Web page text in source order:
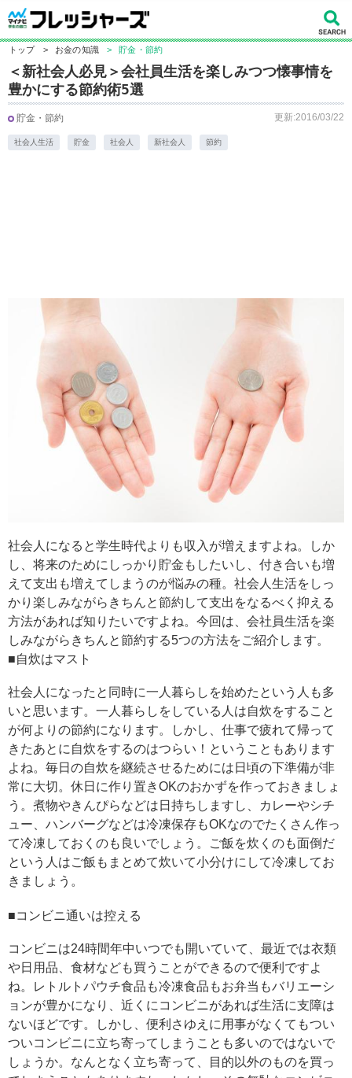
トップ > お金の知識 > 貯金・節約
＜新社会人必見＞会社員生活を楽しみつつ懐事情を
豊かにする節約術5選
貯金・節約 更新:2016/03/22
社会人生活 貯金 社会人 新社会人 節約
社会人になると学生時代よりも収入が増えますよね。しか
し、将来のためにしっかり貯金もしたいし、付き合いも増
えて支出も増えてしまうのが悩みの種。社会人生活をしっ
かり楽しみながらきちんと節約して支出をなるべく抑える
方法があれば知りたいですよね。今回は、会社員生活を楽
しみながらきちんと節約する5つの方法をご紹介します。
■自炊はマスト
社会人になったと同時に一人暮らしを始めたという人も多
いと思います。一人暮らしをしている人は自炊をすること
が何よりの節約になります。しかし、仕事で疲れて帰って
きたあとに自炊をするのはつらい！ということもあります
よね。毎日の自炊を継続させるためには日頃の下準備が非
常に大切。休日に作り置きOKのおかずを作っておきましょ
う。煮物やきんぴらなどは日持ちしますし、カレーやシチ
ュー、ハンバーグなどは冷凍保存もOKなのでたくさん作っ
て冷凍しておくのも良いでしょう。ご飯を炊くのも面倒だ
という人はご飯もまとめて炊いて小分けにして冷凍してお
きましょう。
■コンビニ通いは控える
コンビニは24時間年中いつでも開いていて、最近では衣類
や日用品、食材なども買うことができるので便利ですよ
ね。レトルトパウチ食品も冷凍食品もお弁当もバリエーシ
ョンが豊かになり、近くにコンビニがあれば生活に支障は
ないほどです。しかし、便利さゆえに用事がなくてもつい
ついコンビニに立ち寄ってしまうことも多いのではないで
しょうか。なんとなく立ち寄って、目的以外のものを買っ